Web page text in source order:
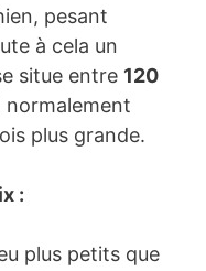
pesant
à cela un
situe entre 120
normalement
plus grande.
:
plus petits que